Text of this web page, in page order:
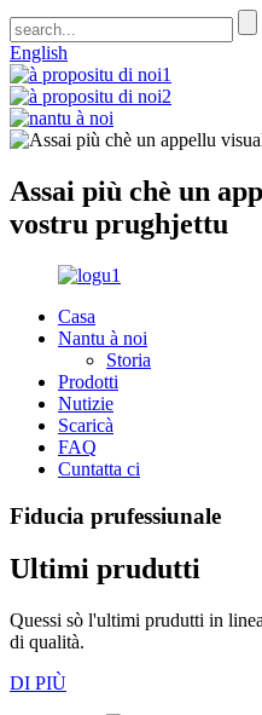
English
Assai più chè un
vostru prughjettu
Casa
Nantu à noi
Storia
Prodotti
Nutizie
Scaricà
FAQ
Cuntatta ci
Fiducia prufessiunale
Ultimi prudutti
Quessi sò l'ultimi prudutti in
di qualità.
DI PIÙ